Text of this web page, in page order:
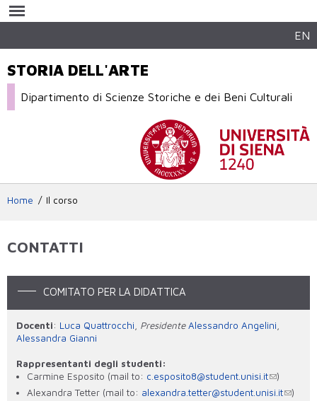
contenuto
EN
STORIA DELL'ARTE
Dipartimento di Scienze Storiche e dei Beni Culturali
Home Il corso
CONTATTI
COMITATO PER LA DIDATTICA
Docenti: Luca Quattrocchi Presidente Alessandro Angelini
Alessandra Gianni
Rappresentanti degli studenti:
Carmine Esposito (mail to: c.esposito8@student.unisi.it
)
Alexandra Tetter (mail to: alexandra.tetter@student.unisi.it
)